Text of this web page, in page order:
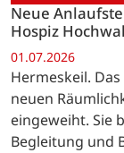
Neue
Hospiz
01.07.2026
Hermeskeil.
neuen
eingeweiht. Sie
Begleitung und